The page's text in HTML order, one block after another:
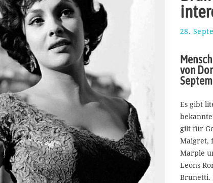
28.
von
Es gibt
gilt für
Maigret,
Marple
Leons
Brunetti.